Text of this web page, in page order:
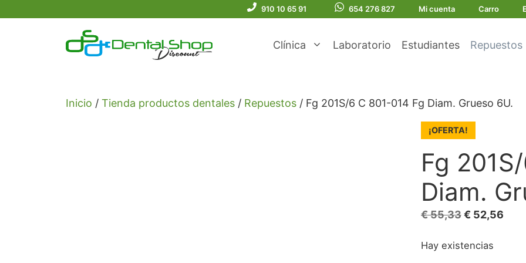
910 10 65 91 654 276 827 Mi cuenta Carro
Clínica Laboratorio Estudiantes Repuestos
Inicio / Tienda productos dentales / Repuestos / Fg 201S/6 C 801-014 Fg Diam. Grueso 6U.
¡OFERTA!
Fg
Diam.
€55,33 El
original
€ 52,56El
Hay existencias